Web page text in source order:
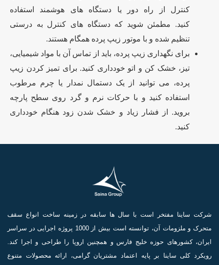
کنترل از راه دور یا دستگاه های هوشمند استفاده
کنید. مطمئن شوید که دستگاه های کنترل به درستی
تنظیم شده و با موتور زیپ پرده همگام هستند.
برای نگهداری زیپ پرده، باید از تماس آن با مواد شیمیایی،
تیز، خشک کن و اتو خودداری کنید. برای تمیز کردن زیپ
پرده، می توانید از یک دستمال نمدار یا چرم مرطوب
استفاده کنید و با حرکات نرم و گرد روی سطح پارچه
بروید. از فشار زیاد و خشک شدن زود هنگام خودداری
کنید.
شرکت ساینا مفتخر است با سال ها سابقه در زمینه ساخت انواع سقف
متحرک و ملزومات آن، توانسته است بیش از 1000 پروژه اجرایی در سراسر
ایران، کشورهای حوزه خلیج فارس و همچنین اروپا را طراحی و اجرا کند.
رویکرد کلی ساینا بر پایه اعتماد مشتریان گرامی، ارائه محصولات متنوع